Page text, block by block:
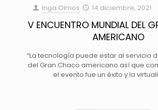
Inga Olmos 14 diciembre, 2021
V ENCUENTRO MUNDIAL DEL
AMERICANO
“La tecnología puede estar al servicio
del Gran Chaco americano así que
el evento fue un éxito y la